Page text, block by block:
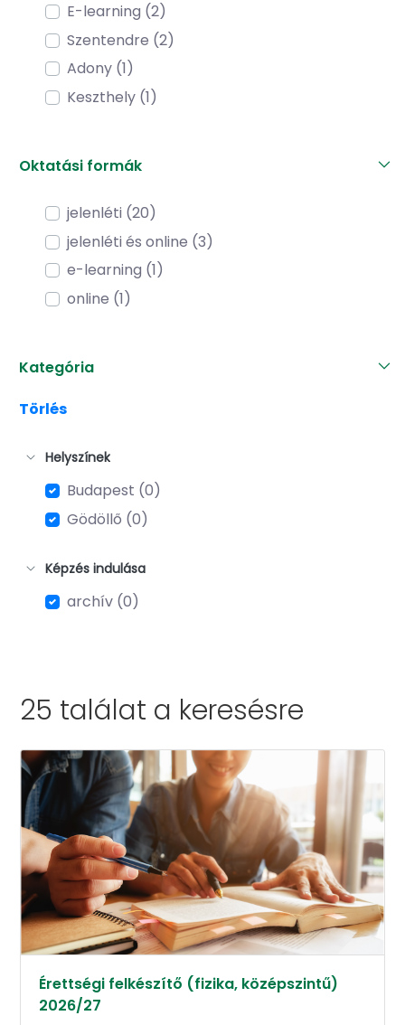
E-learning (2)
Szentendre (2)
Adony (1)
Keszthely (1)
Oktatási formák
jelenléti (20)
jelenléti és online (3)
e-learning (1)
online (1)
Kategória
Törlés
Helyszínek
Budapest (0)
Gödöllő (0)
Képzés indulása
archív (0)
25 találat a keresésre
Érettségi felkészítő (fizika, középszintű)
2026/27